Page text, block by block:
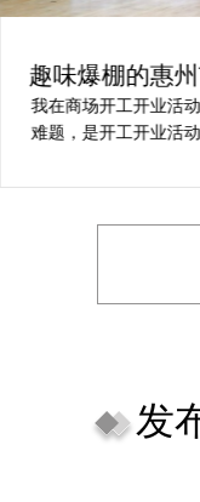
趣味爆棚的惠
我在商场开工开业活
难题，是开工开业活
场开工开业活动策划
发